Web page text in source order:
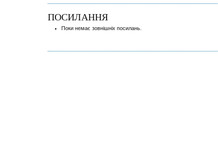
ПОСИЛАННЯ
Поки немає зовнішніх посилань.